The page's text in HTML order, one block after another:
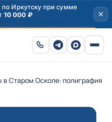
Старом Осколе: полиграфия